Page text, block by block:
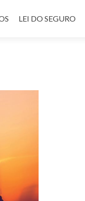
LEI DO SEGURO